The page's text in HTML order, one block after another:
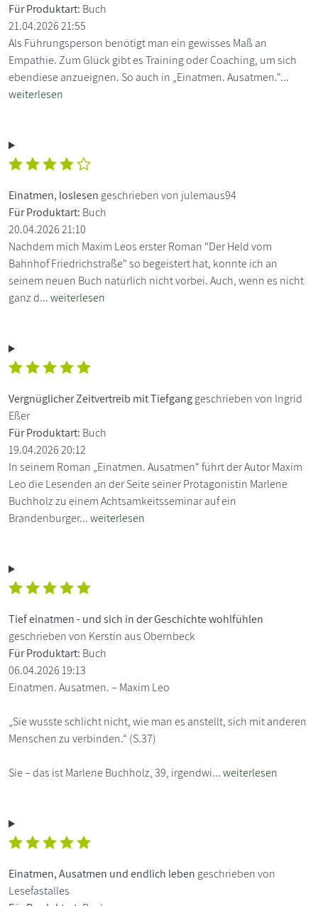
Für Produktart: Buch
21.04.2026 21:55
Als Führungsperson benötigt man ein gewisses Maß an
Empathie. Zum Glück gibt es Training oder Coaching, um sich
ebendiese anzueignen. So auch in „Einatmen. Ausatmen.“...
weiterlesen
Einatmen, loslesen geschrieben von julemaus94
Für Produktart: Buch
20.04.2026 21:10
Nachdem mich Maxim Leos erster Roman "Der Held vom
Bahnhof Friedrichstraße" so begeistert hat, konnte ich an
seinem neuen Buch natürlich nicht vorbei. Auch, wenn es nicht
ganz d...weiterlesen
Vergnüglicher Zeitvertreib mit Tiefganggeschrieben von Ingrid
Eßer
Für Produktart: Buch
19.04.2026 20:12
In seinem Roman „Einatmen. Ausatmen“ führt der Autor Maxim
Leo die Lesenden an der Seite seiner Protagonistin Marlene
Buchholz zu einem Achtsamkeitsseminar auf ein
Brandenburger...weiterlesen
Tief einatmen - und sich in der Geschichte wohlfühlen
geschrieben von Kerstin aus Obernbeck
Für Produktart: Buch
06.04.2026 19:13
Einatmen. Ausatmen. – Maxim Leo
„Sie wusste schlicht nicht, wie man es anstellt, sich mit anderen
Menschen zu verbinden.“ (S.37)
Sie – das ist Marlene Buchholz, 39, irgendwi...weiterlesen
Einatmen, Ausatmen und endlich leben geschrieben von
Lesefastalles